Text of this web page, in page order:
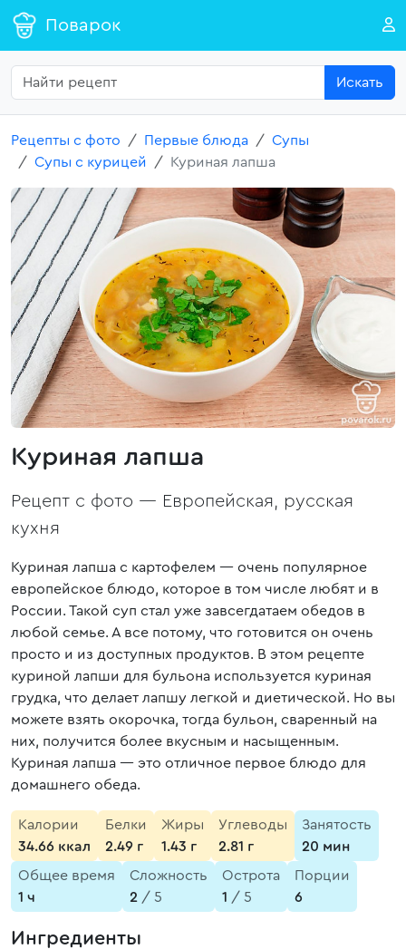
Поварок
Искать
Рецепты с фото Первые блюда
Супы
Супы с курицей
Куриная лапша
Куриная лапша
Рецепт с фото — Европейская, русская
кухня
Куриная лапша с картофелем — очень популярное
европейское блюдо, которое в том числе любят и в
России. Такой суп стал уже завсегдатаем обедов в
любой семье. А все потому, что готовится он очень
просто и из доступных продуктов. В этом рецепте
куриной лапши для бульона используется куриная
грудка, что делает лапшу легкой и диетической. Но вы
можете взять окорочка, тогда бульон, сваренный на
них, получится более вкусным и насыщенным.
Куриная лапша — это отличное первое блюдо для
домашнего обеда.
Калории
34.66 ккал
Белки
2.49 г
Жиры
1.43 г
Углеводы
2.81 г
Занятость
20 мин
Общее время
1 ч
Сложность
2 / 5
Острота
1 / 5
Порции
6
Ингредиенты